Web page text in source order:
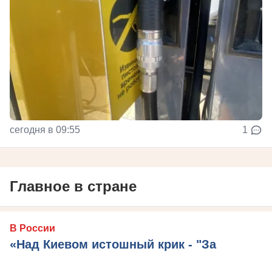
сегодня в 09:55 1
Главное в стране
В России
«Над Киевом истошный крик - "За